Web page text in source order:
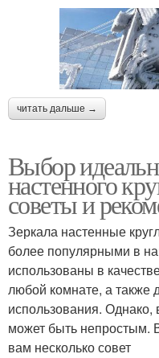
читать дальше →
Выбор
настенного
советы и
Зеркала настенные
более популярными в
использованы в
любой комнате, а также
использования.
может быть непростым.
вам несколько совет